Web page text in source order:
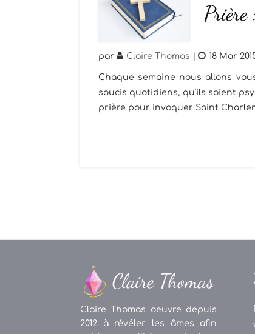
Prière
par Claire Thomas 18 Mar
Chaque semaine nous allons
soucis quotidiens, qu’ils soient
prière pour invoquer Saint
Claire Thomas oeuvre depuis
2012 à révéler les âmes afin